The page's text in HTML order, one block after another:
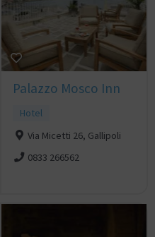
Palazzo Mosco Inn
Hotel
Via Micetti 26, Gallipoli
0833 266562